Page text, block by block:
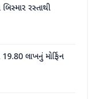
રસ્તાથી
લાખનું મોર્ફિન